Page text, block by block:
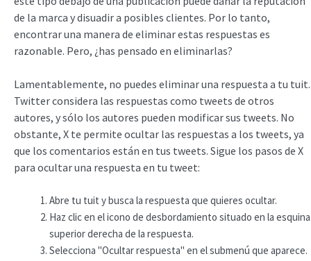
de la marca y disuadir a posibles clientes. Por lo tanto,
encontrar una manera de eliminar estas respuestas es
razonable. Pero, ¿has pensado en eliminarlas?
Lamentablemente, no puedes eliminar una respuesta a tu tuit.
Twitter considera las respuestas como tweets de otros
autores, y sólo los autores pueden modificar sus tweets. No
obstante, X te permite ocultar las respuestas a los tweets, ya
que los comentarios están en tus tweets. Sigue los pasos de X
para ocultar una respuesta en tu tweet:
Abre tu tuit y busca la respuesta que quieres ocultar.
Haz clic en el icono de desbordamiento situado en la esquina
superior derecha de la respuesta.
Selecciona "Ocultar respuesta" en el submenú que aparece.